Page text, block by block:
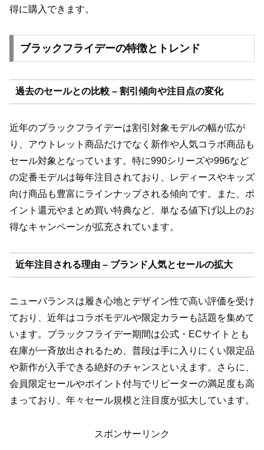
得に購入できます。
ブラックフライデーの特徴とトレンド
過去のセールとの比較 – 割引傾向や注目点の変化
近年のブラックフライデーは割引対象モデルの幅が広が
り、アウトレット商品だけでなく新作や人気コラボ商品も
セール対象となっています。特に990シリーズや996など
の定番モデルは毎年注目されており、レディースやキッズ
向け商品も豊富にラインナップされる傾向です。また、ポ
イント還元やまとめ買い特典など、単なる値下げ以上のお
得なキャンペーンが拡充されています。
近年注目される理由 – ブランド人気とセールの拡大
ニューバランスは履き心地とデザイン性で高い評価を受け
ており、近年はコラボモデルや限定カラーも話題を集めて
います。ブラックフライデー期間は公式・ECサイトとも
在庫が一斉放出されるため、普段は手に入りにくい限定品
や新作が入手できる絶好のチャンスといえます。さらに、
会員限定セールやポイント付与でリピーターの満足度も高
まっており、年々セール規模と注目度が拡大しています。
スポンサーリンク